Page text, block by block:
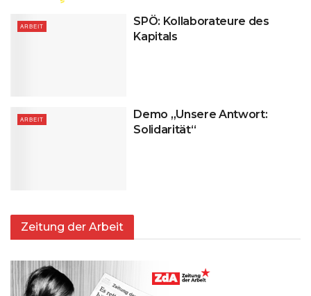
ARBEIT
SPÖ: Kollaborateure des
Kapitals
ARBEIT
Demo „Unsere Antwort:
Solidarität“
Zeitung der Arbeit